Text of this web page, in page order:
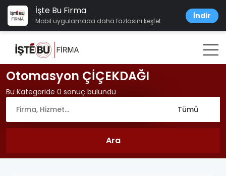
İşte Bu Firma
Mobil uygulamada daha fazlasını keşfet
İndir
Otomasyon ÇİÇEKDAĞI
Bu Kategoride 0 sonuç bulundu